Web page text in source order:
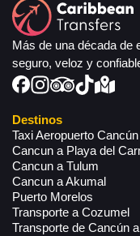
Más de una década de
seguro, veloz y
Destinos
Taxi Aeropuerto Cancún
Cancun a Playa del
Cancun a Tulum
Cancun a Akumal
Puerto Morelos
Transporte a Cozumel
Transporte de Cancún